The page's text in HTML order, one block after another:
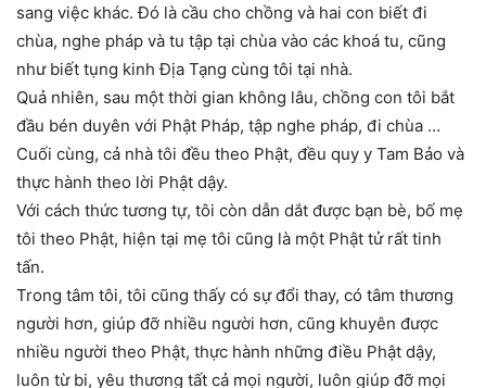
sang việc khác. Đó là cầu cho chồng và hai con biết đi
chùa, nghe pháp và tu tập tại chùa vào các khoá tu, cũng
như biết tụng kinh Địa Tạng cùng tôi tại nhà.
Quả nhiên, sau một thời gian không lâu, chồng con tôi bắt
đầu bén duyên với Phật Pháp, tập nghe pháp, đi chùa …
Cuối cùng, cả nhà tôi đều theo Phật, đều quy y Tam Bảo và
thực hành theo lời Phật dậy.
Với cách thức tương tự, tôi còn dẫn dắt được bạn bè, bố mẹ
tôi theo Phật, hiện tại mẹ tôi cũng là một Phật tử rất tinh
tấn.
Trong tâm tôi, tôi cũng thấy có sự đổi thay, có tâm thương
người hơn, giúp đỡ nhiều người hơn, cũng khuyên được
nhiều người theo Phật, thực hành những điều Phật dậy,
luôn từ bi, yêu thương tất cả mọi người, luôn giúp đỡ mọi